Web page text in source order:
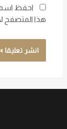
احفظ
هذا المتصفح